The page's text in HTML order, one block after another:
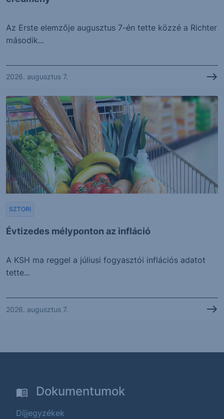
Az Erste elemzője augusztus 7-én tette közzé a Richter
második...
2026. augusztus 7.
Évtizedes mélyponton az infláció
SZTORI
A KSH ma reggel a júliusi fogyasztói inflációs adatot
tette...
2026. augusztus 7.
Dokumentumok
Díjjegyzékek